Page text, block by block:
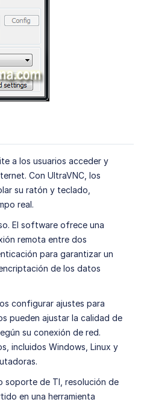
a los usuarios acceder y
Con UltraVNC, los
su ratón y teclado,
real.
El software ofrece una
remota entre dos
para garantizar un
de los datos
configurar ajustes para
pueden ajustar la calidad de
su conexión de red.
incluidos Windows, Linux y
soporte de TI, resolución de
en una herramienta